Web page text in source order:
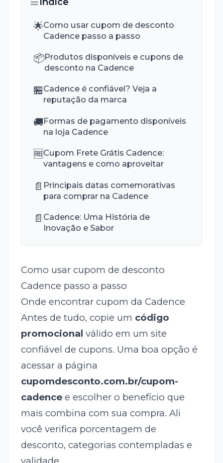
🌟Como usar cupom de desconto
Cadence passo a passo
📦Produtos disponíveis e cupons de
desconto na Cadence
🏪Cadence é confiável? Veja a
reputação da marca
🚚Formas de pagamento disponíveis
na loja Cadence
🆓Cupom Frete Grátis Cadence:
vantagens e como aproveitar
📄 Principais datas comemorativas
para comprar na Cadence
📄 Cadence: Uma História de
Inovação e Sabor
Como usar cupom de desconto
Cadence passo a passo
Onde encontrar cupom da Cadence
Antes de tudo, copie um código
promocional válido em um site
confiável de cupons. Uma boa opção é
acessar a página
cupomdesconto.com.br/cupom-
cadencee escolher o benefício que
mais combina com sua compra. Ali
você verifica porcentagem de
desconto, categorias contempladas e